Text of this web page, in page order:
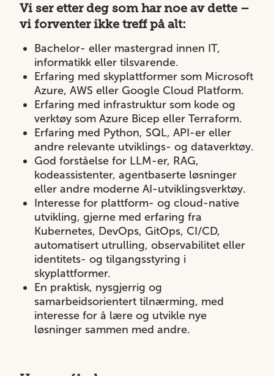
Vi ser etter deg som har noe av dette –
vi forventer ikke treff på alt:
Bachelor- eller mastergrad innen IT,
informatikk eller tilsvarende.
Erfaring med skyplattformer som Microsoft
Azure, AWS eller Google Cloud Platform.
Erfaring med infrastruktur som kode og
verktøy som Azure Bicep eller Terraform.
Erfaring med Python, SQL, API-er eller
andre relevante utviklings- og dataverktøy.
God forståelse for LLM-er, RAG,
kodeassistenter, agentbaserte løsninger
eller andre moderne AI-utviklingsverktøy.
Interesse for plattform- og cloud-native
utvikling, gjerne med erfaring fra
Kubernetes, DevOps, GitOps, CI/CD,
automatisert utrulling, observabilitet eller
identitets- og tilgangsstyring i
skyplattformer.
En praktisk, nysgjerrig og
samarbeidsorientert tilnærming, med
interesse for å lære og utvikle nye
løsninger sammen med andre.